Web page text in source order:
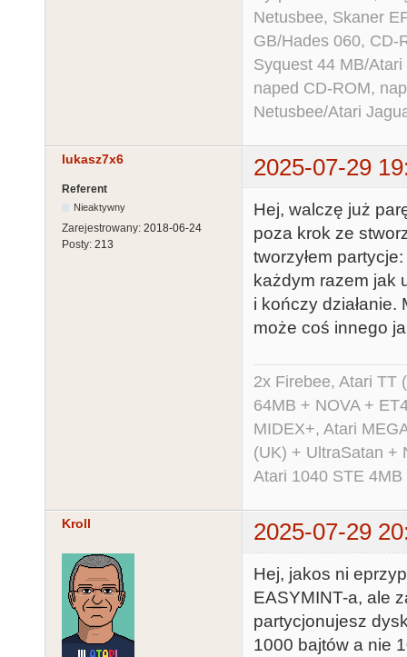
Netusbee, Skaner
GB/Hades 060, CD-
Syquest 44 MB/
naped CD-ROM,
Netusbee/Atari
lukasz7x6 2025-07-29
Referent
Nieaktywny
Zarejestrowany: 2018-06-24
Posty: 213
Hej, walczę już
poza krok ze
tworzyłem
każdym razem jak
i kończy
może coś innego
2x Firebee, Atari TT
64MB + NOVA +
MIDEX+, Atari
(UK) + UltraSatan +
Atari 1040 STE
Kroll 2025-07-29
Hej, jakos ni
EASYMINT-a, ale
partycjonujesz
1000 bajtów a nie